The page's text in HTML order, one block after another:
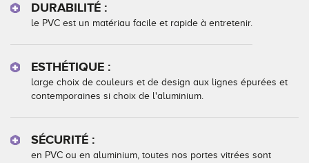
DURABILITÉ :
le PVC est un matériau facile et rapide à entretenir.
ESTHÉTIQUE :
large choix de couleurs et de design aux lignes épurées et
contemporaines si choix de l'aluminium.
SÉCURITÉ :
en PVC ou en aluminium, toutes nos portes vitrées sont